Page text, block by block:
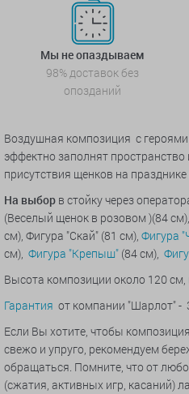
Мы не опаздываем
98% доставок без
опозданий
Воздушная композиция с
эффектно заполнят
присутствия щенков на
На выбор в стойку через
(Веселый щенок в розовом )(84 см),
см), Фигура "Скай" (81 см), Фигура
см), Фигура "Крепыш" (84 см),
Высота композиции около 120
Гарантия от компании "Шарлот" -
Если Вы хотите, чтобы
свежо и упруго, рекомендуем
обращаться. Помните, что от
(сжатия, активных игр, касаний)